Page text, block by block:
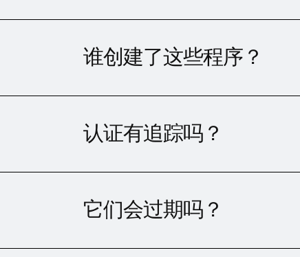
谁创建了这些程序？
认证有追踪吗？
它们会过期吗？